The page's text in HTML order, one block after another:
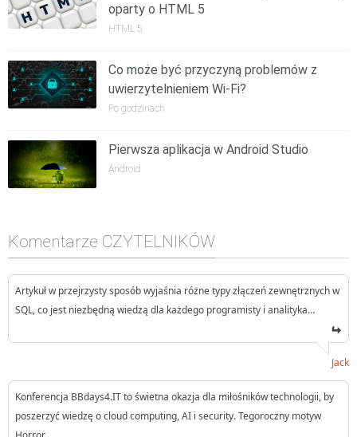
oparty o HTML 5
HTML 5
Co może być przyczyną problemów z
uwierzytelnieniem Wi-Fi?
Po godzinach
Pierwsza aplikacja w Android Studio
Android
Komentarze CZYTELNIKÓW
Artykuł w przejrzysty sposób wyjaśnia różne typy złączeń zewnętrznych w
SQL, co jest niezbędną wiedzą dla każdego programisty i analityka…
Jack
Konferencja BBdays4.IT to świetna okazja dla miłośników technologii, by
poszerzyć wiedzę o cloud computing, AI i security. Tegoroczny motyw